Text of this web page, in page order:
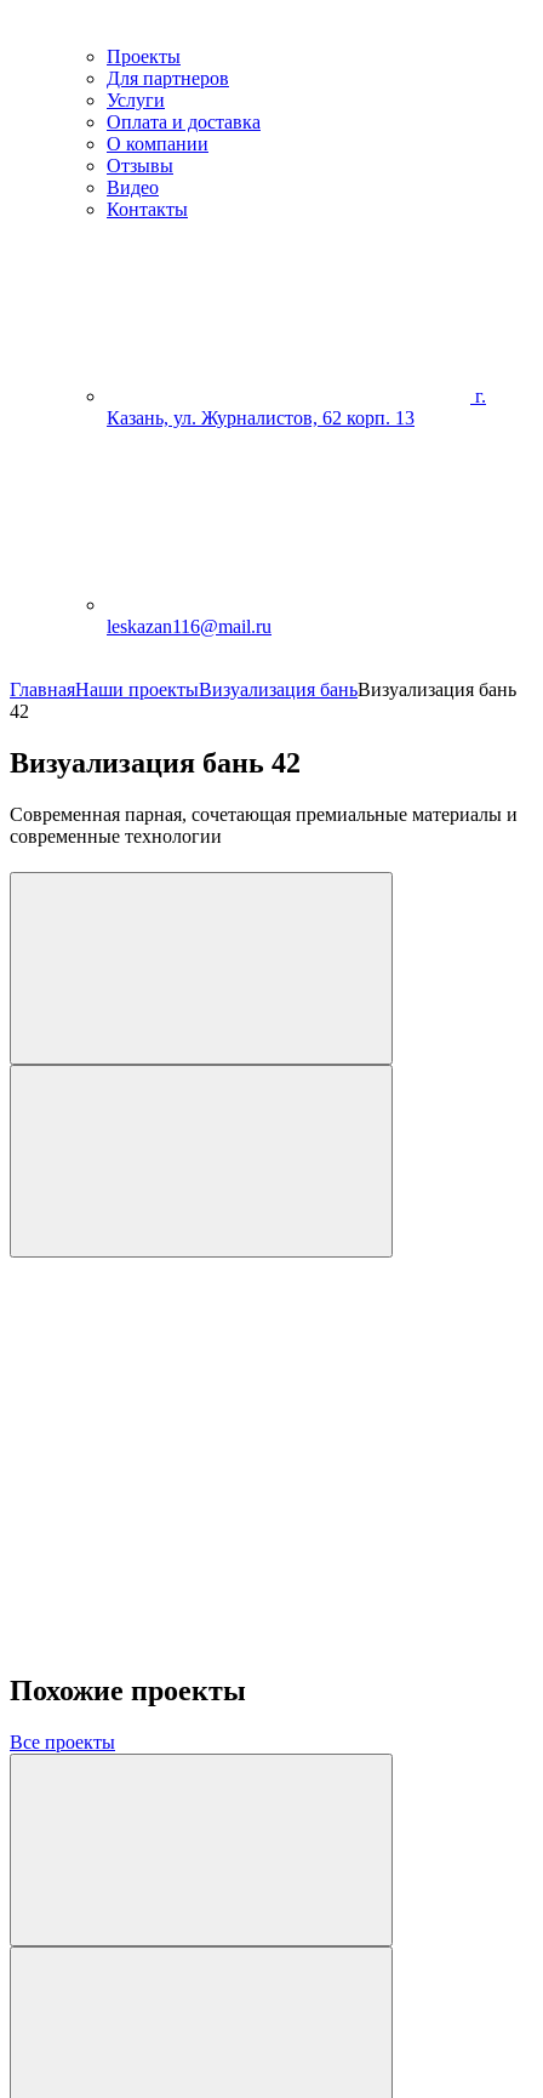
Проекты
Для партнеров
Услуги
Оплата и доставка
О компании
Отзывы
Видео
Контакты
г.
Казань, ул. Журналистов, 62 корп. 13
leskazan116@mail.ru
ГлавнаяНаши проектыВизуализация баньВизуализация бань
42
Визуализация бань 42
Современная парная, сочетающая премиальные материалы и
современные технологии
Похожие проекты
Все проекты